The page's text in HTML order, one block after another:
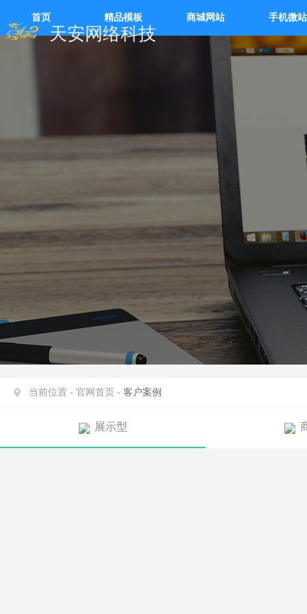
天安网络科技
首页 精品模板 商城网站 手机微站
当前位置 - 官网首页 - 客户案例
展示型